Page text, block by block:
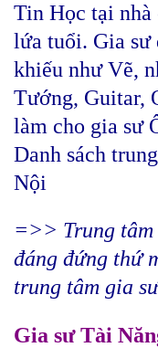
Tin Học tại nhà
lứa tuổi. Gia sư
khiếu như Vẽ,
Tướng, Guitar,
làm cho gia sư
Danh sách
Nội
=>> Trung
đáng đứng thứ
trung tâm gia
Gia sư Tài